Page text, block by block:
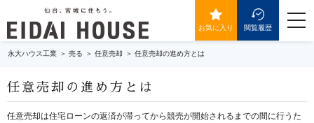
お気に入り 閲覧履歴
永大ハウス工業 売る 任意売却 任意売却の進め方とは
任意売却の進め方とは
任意売却は住宅ローンの返済が滞ってから競売が開始されるまでの間に行うた